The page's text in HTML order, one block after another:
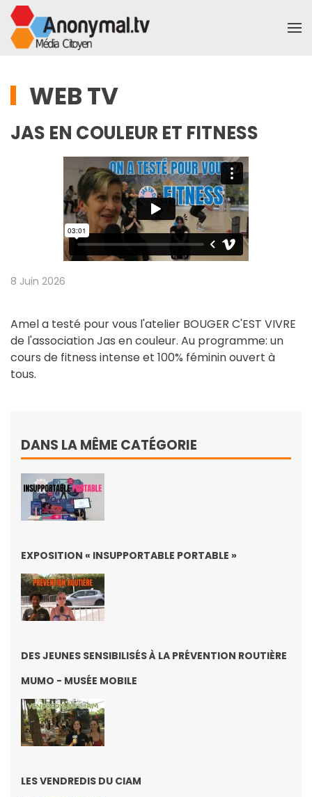
Accéder au contenu principal
WEB TV
JAS EN COULEUR ET FITNESS
8 Juin 2026
Amel a testé pour vous l'atelier BOUGER C'EST VIVRE
de l'association Jas en couleur. Au programme: un
cours de fitness intense et 100% féminin ouvert à
tous.
DANS LA MÊME CATÉGORIE
EXPOSITION « INSUPPORTABLE PORTABLE »
DES JEUNES SENSIBILISÉS À LA PRÉVENTION ROUTIÈRE
MUMO - MUSÉE MOBILE
LES VENDREDIS DU CIAM